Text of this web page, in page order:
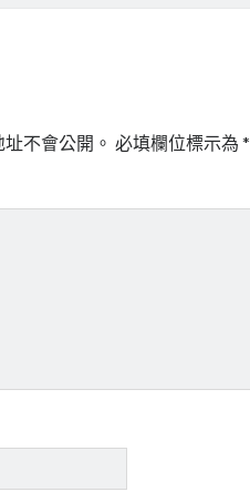
不會公開。 必填欄位標示為*